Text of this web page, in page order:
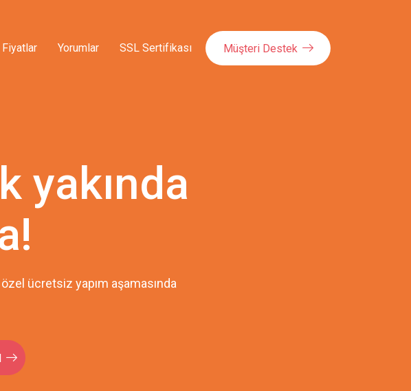
Fiyatlar Yorumlar SSL Sertifikası Müşteri Destek
yakında
ücretsiz yapım aşamasında